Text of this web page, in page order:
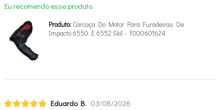
Eu recomendo esse produto.
Produto:Carcaça Do Motor Para Furadeiras De
Impacto 6550 E 6552 Skil - F000601624
Eduardo B. 03/08/2026